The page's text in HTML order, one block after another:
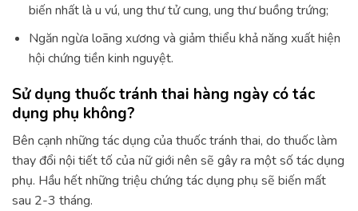
biến nhất là u vú, ung thư tử cung, ung thư buồng trứng;
Ngăn ngừa loãng xương và giảm thiểu khả năng xuất hiện
hội chứng tiền kinh nguyệt.
Sử dụng thuốc tránh thai hàng ngày có tác
dụng phụ không?
Bên cạnh những tác dụng của thuốc tránh thai, do thuốc làm
thay đổi nội tiết tố của nữ giới nên sẽ gây ra một số tác dụng
phụ. Hầu hết những triệu chứng tác dụng phụ sẽ biến mất
sau 2-3 tháng.